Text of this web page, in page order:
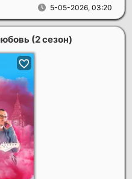
5-05-2026, 03:20
(2 сезон)